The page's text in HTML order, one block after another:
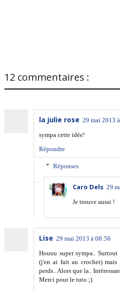
12 commentaires :
la julie rose 29 mai 2013
sympa cette idée!
Répondre
Réponses
Caro Dels 29
Je trouve aussi !
Lise 29 mai 2013 à 08:56
Houuu super sympa..
(j'en ai fait au crochet)
perds.. Alors que la..
Merci pour le tuto ;)